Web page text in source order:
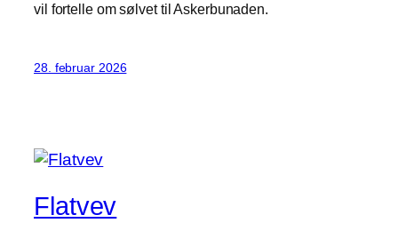
vil fortelle om sølvet til Askerbunaden.
28. februar 2026
Flatvev